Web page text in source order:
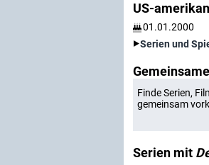
US-
01.01.2000
Serien und
Finde Serien,
gemeinsam
Serien mit